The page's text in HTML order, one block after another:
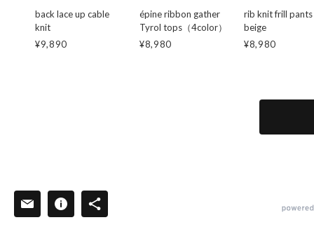
back lace up cable
knit
¥9,890
épine ribbon gather
Tyrol tops（4color）
¥8,980
rib knit frill pants
beige
¥8,980